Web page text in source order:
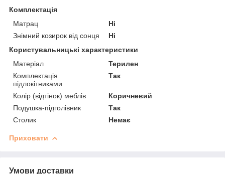
Комплектація
Матрац
Ні
Знімний козирок від сонця
Ні
Користувальницькі характеристики
Матеріал
Терилен
Комплектація
підлокітниками
Так
Колір (відтінок) меблів
Коричневий
Подушка-підголівник
Так
Столик
Немає
Приховати
Умови доставки